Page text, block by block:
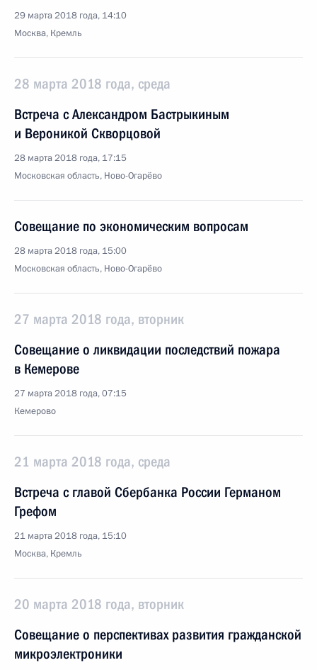
29 марта 2018 года, 14:10
Москва, Кремль
28 марта 2018 года, среда
Встреча с Александром Бастрыкиным
и Вероникой Скворцовой
28 марта 2018 года, 17:15
Московская область, Ново-Огарёво
Совещание по экономическим вопросам
28 марта 2018 года, 15:00
Московская область, Ново-Огарёво
27 марта 2018 года, вторник
Совещание о ликвидации последствий пожара
в Кемерове
27 марта 2018 года, 07:15
Кемерово
21 марта 2018 года, среда
Встреча с главой Сбербанка России Германом
Грефом
21 марта 2018 года, 15:10
Москва, Кремль
20 марта 2018 года, вторник
Совещание о перспективах развития гражданской
микроэлектроники